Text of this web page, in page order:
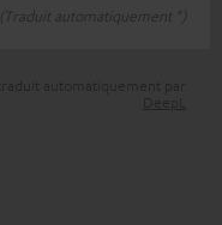
(Traduit automatiquement *)